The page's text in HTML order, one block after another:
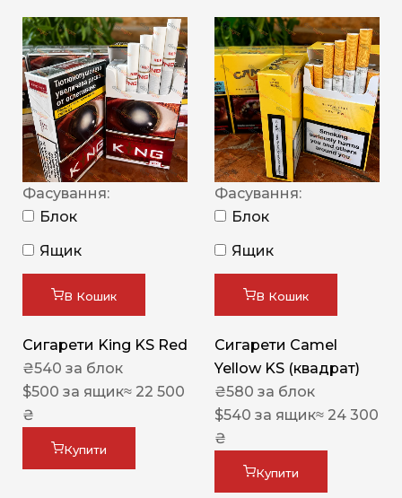
Фасування:
Блок
Ящик
В Кошик
Сигарети King KS Red
₴540 за блок
$500 за ящик≈ 22 500
₴
Купити
Фасування:
Блок
Ящик
В Кошик
Сигарети Camel
Yellow KS (квадрат)
₴580 за блок
$540 за ящик≈ 24 300
₴
Купити